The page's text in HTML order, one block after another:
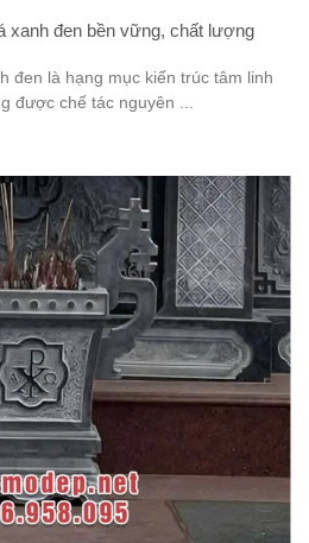
xanh đen bền vững, chất lượng
đen là hạng mục kiến trúc tâm linh
được chế tác nguyên ...